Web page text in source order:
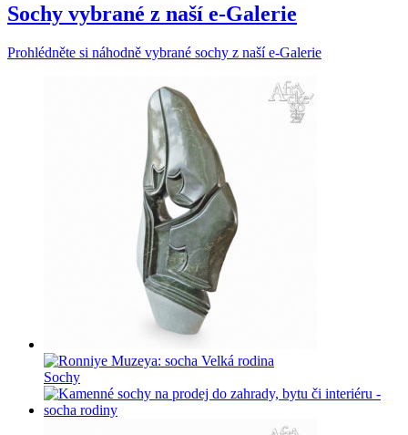
Sochy vybrané z naší e-Galerie
Prohlédněte si náhodně vybrané sochy z naší e-Galerie
Sochy